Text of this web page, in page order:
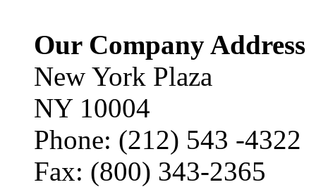
Our Company Address
New York Plaza
NY 10004
Phone: (212) 543 -4322
Fax: (800) 343-2365